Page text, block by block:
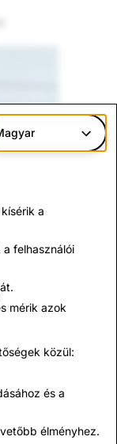
a
felhasználói
mérik azok
közül:
és a
élményhez.